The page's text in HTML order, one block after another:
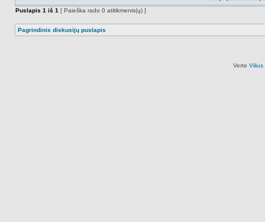
Puslapis 1 iš 1 [ Paieška rado 0 atitikmenis(ų) ]
Pagrindinis diskusijų puslapis
Vertė Vilius